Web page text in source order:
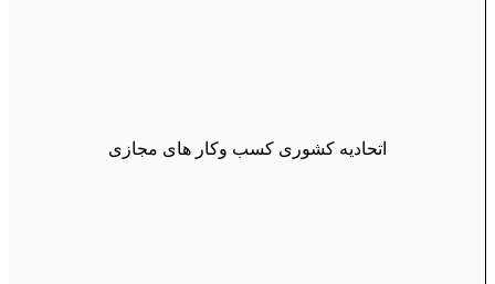
اتحادیه کشوری کسب وکار های مجازی